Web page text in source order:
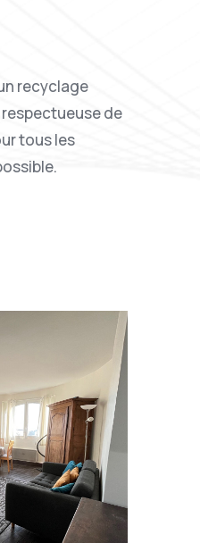
recyclage
de
tous les